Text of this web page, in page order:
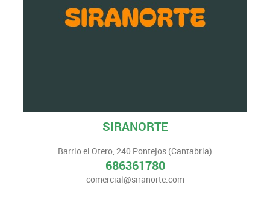
SIRANORTE
Barrio el Otero, 240 Pontejos (Cantabria)
686361780
comercial@siranorte.com